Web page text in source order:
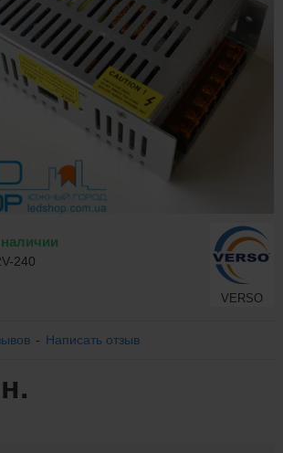
240
VERSO
- Написать отзыв